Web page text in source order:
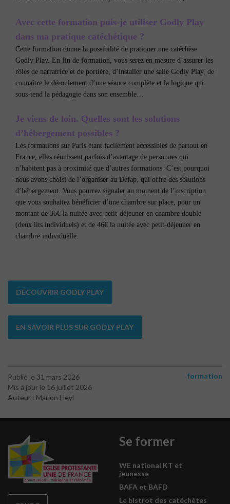
Avec cette formation puis-je utiliser Godly Play
dans ma pratique catéchétique ?
Cette formation donne la possibilité de pratiquer une catéchèse
Godly Play. En fin de formation, vous serez en mesure d’assurer les
rôles de narratrice et de portière, d’installer une salle Godly Play, de
connaître le déroulement d’une séance complète et la logique qui
sous-tend la pédagogie dans son ensemble…
Je viens de loin. Quelles sont les solutions
d’hébergement possibles ?
Les formations sur Paris étant facilement accessibles de partout en
France, elles réunissent parfois d’avantage de personnes qui
n’habitent pas à proximité que d’autres formations. C’est pourquoi
nous avons choisi de l’organiser au Défap, qui offre des solutions
d’hébergement. Vous pourrez signaler au moment de l’inscription
que vous souhaitez bénéficier d’une chambre sur place, pour un
montant de 36€ la nuitée avec petit-déjeuner en chambre double
(deux lits individuels) et de 46€ la nuitée avec petit-déjeuner en
chambre individuelle.
DÉCOUVRIR GODLY PLAY
EN SAVOIR PLUS SUR GODLY PLAY
Publié le 31 mars 2026
Mis à jour le 16 juillet 2026
Auteur : Marion Heyl
formation
Se former
WE national KT et
jeunesse
BAFA et BAFD
Le bistrot des catéchètes